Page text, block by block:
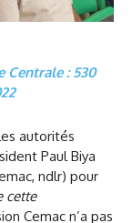
Centrale : 530
autorités
Paul Biya
ndlr) pour
cette
Cemac n’a pas